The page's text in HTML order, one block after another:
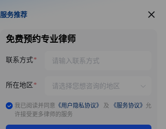
服务推荐
服务推荐
免费预约专业律师
联系方式
所在地区
我已阅读并同意 《用户隐私协议》 及 《服务协议》 允
许接受更多律师的服务